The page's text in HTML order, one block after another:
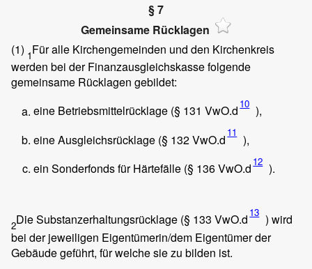
§ 7
Gemeinsame Rücklagen
(1) 1Für alle Kirchengemeinden und den Kirchenkreis
werden bei der Finanzausgleichskasse folgende
gemeinsame Rücklagen gebildet:
eine Betriebsmittelrücklage (§ 131 VwO.d 10 ),
eine Ausgleichsrücklage (§ 132 VwO.d 11 ),
ein Sonderfonds für Härtefälle (§ 136 VwO.d 12 ).
2Die Substanzerhaltungsrücklage (§ 133 VwO.d 13 ) wird
bei der jeweiligen Eigentümerin/dem Eigentümer der
Gebäude geführt, für welche sie zu bilden ist.